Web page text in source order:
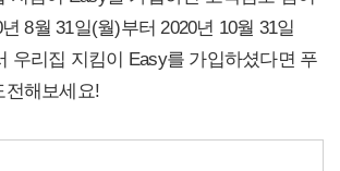
8월 31일(월)부터 2020년 10월 31일
우리집 지킴이 Easy를 가입하셨다면 푸
전해보세요!